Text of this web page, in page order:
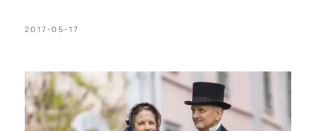
2017-05-17